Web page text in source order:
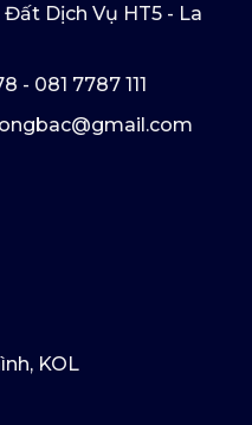
Dịch Vụ HT5 - La
081 7787 111
KOL